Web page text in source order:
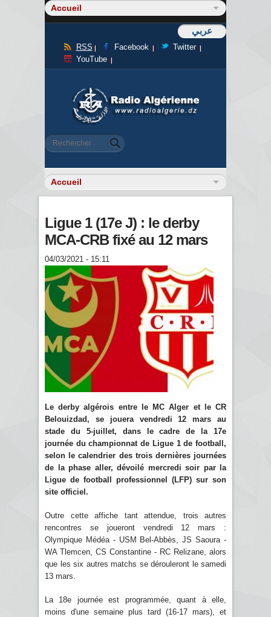
عربي
RSS Facebook
Twitter
YouTube
Formulaire de recherche
Rechercher
Ligue 1 (17e J) : le derby
MCA-CRB fixé au 12 mars
04/03/2021 - 15:11
Le derby algérois entre le MC Alger et le CR
Belouizdad, se jouera vendredi 12 mars au
stade du 5-juillet, dans le cadre de la 17e
journée du championnat de Ligue 1 de football,
selon le calendrier des trois dernières journées
de la phase aller, dévoilé mercredi soir par la
Ligue de football professionnel (LFP) sur son
site officiel.
Outre cette affiche tant attendue, trois autres
rencontres se joueront vendredi 12 mars :
Olympique Médéa - USM Bel-Abbès, JS Saoura -
WA Tlemcen, CS Constantine - RC Relizane, alors
que les six autres matchs se dérouleront le samedi
13 mars.
La 18e journée est programmée, quant à elle,
moins d'une semaine plus tard (16-17 mars), et